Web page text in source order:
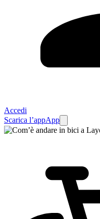
Accedi
Scarica l’appApp